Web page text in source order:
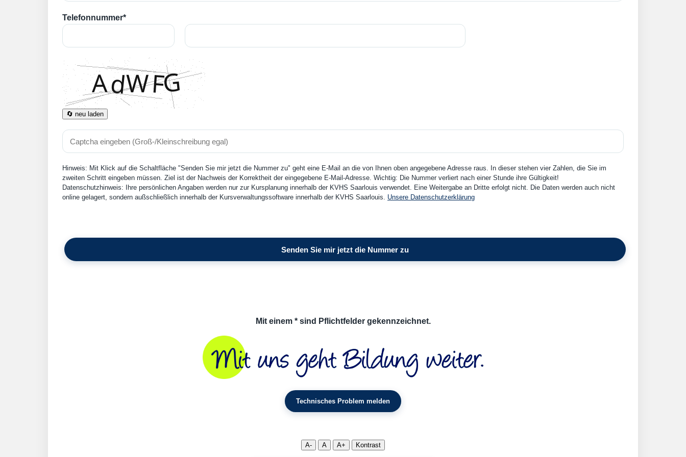
Telefonnummer*
🔄 neu laden
Hinweis: Mit Klick auf die Schaltfläche "Senden Sie mir jetzt die Nummer zu" geht eine E-Mail an die von Ihnen oben angegebene Adresse raus. In dieser stehen vier Zahlen, die Sie im
zweiten Schritt eingeben müssen. Ziel ist der Nachweis der Korrektheit der eingegebene E-Mail-Adresse. Wichtig: Die Nummer verliert nach einer Stunde ihre Gültigkeit!
Datenschutzhinweis: Ihre persönlichen Angaben werden nur zur Kursplanung innerhalb der KVHS Saarlouis verwendet. Eine Weitergabe an Dritte erfolgt nicht. Die Daten werden auch nicht
online gelagert, sondern außschließlich innerhalb der Kursverwaltungssoftware innerhalb der KVHS Saarlouis. Unsere Datenschutzerklärung
Mit einem * sind Pflichtfelder gekennzeichnet.
Technisches Problem melden
A- A A+ Kontrast